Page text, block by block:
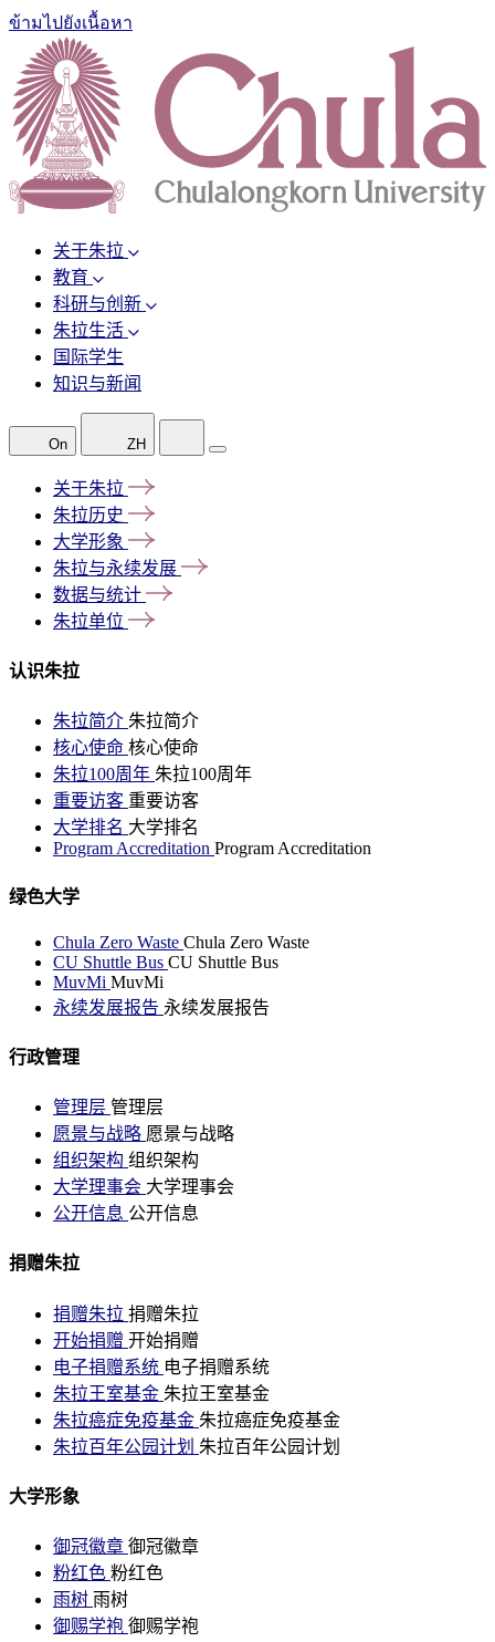
ข้ามไปยังเนื้อหา
关于朱拉
教育
科研与创新
朱拉生活
国际学生
知识与新闻
On ZH
关于朱拉
朱拉历史
大学形象
朱拉与永续发展
数据与统计
朱拉单位
认识朱拉
朱拉简介 朱拉简介
核心使命 核心使命
朱拉100周年 朱拉100周年
重要访客 重要访客
大学排名 大学排名
Program Accreditation Program Accreditation
绿色大学
Chula Zero Waste Chula Zero Waste
CU Shuttle Bus CU Shuttle Bus
MuvMi MuvMi
永续发展报告 永续发展报告
行政管理
管理层 管理层
愿景与战略 愿景与战略
组织架构 组织架构
大学理事会 大学理事会
公开信息 公开信息
捐赠朱拉
捐赠朱拉 捐赠朱拉
开始捐赠 开始捐赠
电子捐赠系统 电子捐赠系统
朱拉王室基金 朱拉王室基金
朱拉癌症免疫基金 朱拉癌症免疫基金
朱拉百年公园计划 朱拉百年公园计划
大学形象
御冠徽章 御冠徽章
粉红色 粉红色
雨树 雨树
御赐学袍 御赐学袍